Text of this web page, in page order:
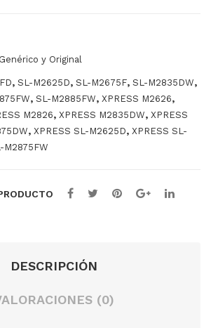
y Original
, SL-M2625D, SL-M2675F, SL-M2835DW,
, SL-M2885FW, XPRESS M2626,
M2826, XPRESS M2835DW, XPRESS
, XPRESS SL-M2625D, XPRESS SL-
M2875FW
DESCRIPCIÓN
(0)